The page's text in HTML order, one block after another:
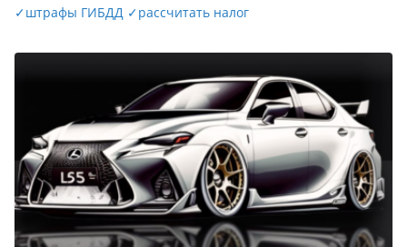
✓штрафы ГИБДД ✓рассчитать налог